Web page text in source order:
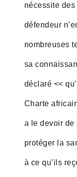
nécessite
défendeur
nombreuses
sa
déclaré <<
Charte
a le devoir de
protéger la
à ce qu’ils